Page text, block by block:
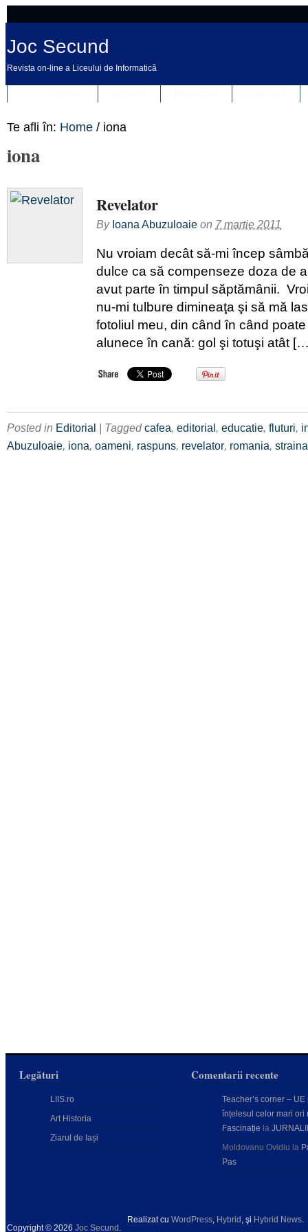
Joc Secund
Revista on-line a Liceului de Informatică
Te afli în: Home / iona
iona
Revelator
By Ioana Abuzuloaie on 7 martie 2011
Nu vroiam decât să-mi încep
dulce ca să compenseze doza de
avut parte în timpul săptămânii.
nu-mi tulbure dimineaţa şi să mă
fotoliul meu, din când în când
alunece în cană: gol şi totuşi atât
Posted in Editorial | Taggedcafea, editorial, educatie, fluturi,
Abuzuloaie, iona, oameni, raspuns, revelator, romania,
Legături
LIIS.ro
Art Historia
Ziarul de Iași
Comentarii recente
Teacher’s corner – UE
înțelesul celor mari ori
Fascinație la
Moldovanu Ovidiu la
Pas
Copyright © 2026 Joc Secund .
Realizat cu WordPress, Hybrid , şi Hybrid News.